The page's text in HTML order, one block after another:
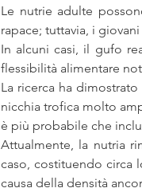
Le nutrie adulte
rapace; tuttavia, i
In alcuni casi, il gufo
flessibilità alimentare
La ricerca ha
nicchia trofica molto
è più probabile che
Attualmente, la nutria
caso, costituendo circa
causa della densità